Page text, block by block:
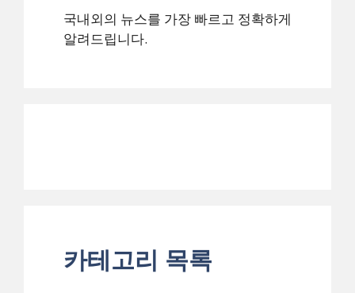
국내외의 뉴스를 가장 빠르고 정확하게
알려드립니다.
카테고리 목록